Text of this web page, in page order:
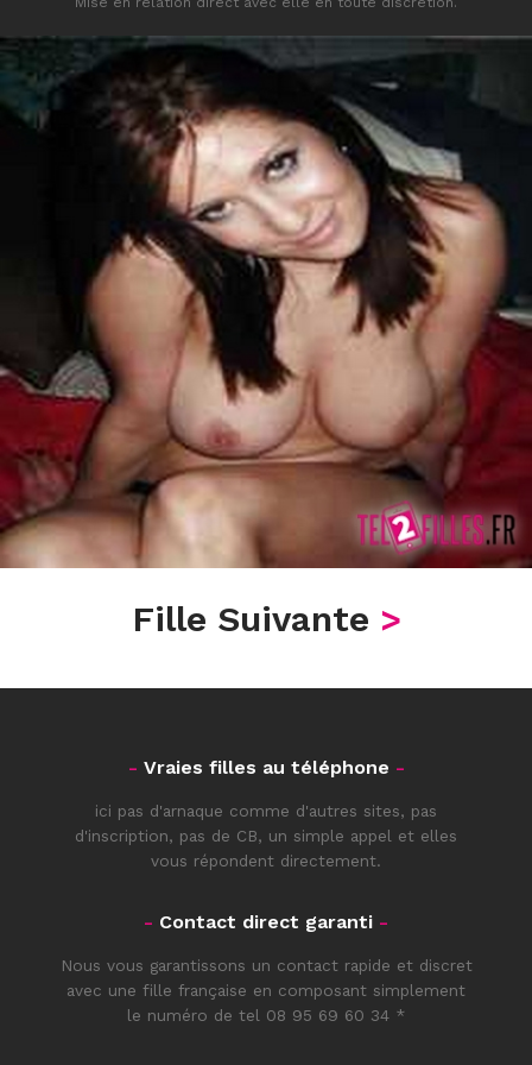
Fille Suivante >
- Vraies filles au téléphone -
ici pas d'arnaque comme d'autres sites, pas
d'inscription, pas de CB, un simple appel et elles
vous répondent directement.
- Contact direct garanti -
Nous vous garantissons un contact rapide et discret
avec une fille française en composant simplement
le numéro de tel 08 95 69 60 34 *